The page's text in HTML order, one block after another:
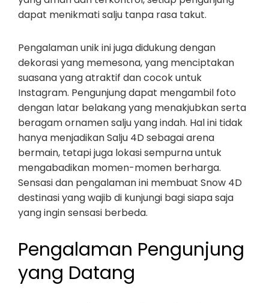
dapat menikmati salju tanpa rasa takut.
Pengalaman unik ini juga didukung dengan
dekorasi yang memesona, yang menciptakan
suasana yang atraktif dan cocok untuk
Instagram. Pengunjung dapat mengambil foto
dengan latar belakang yang menakjubkan serta
beragam ornamen salju yang indah. Hal ini tidak
hanya menjadikan Salju 4D sebagai arena
bermain, tetapi juga lokasi sempurna untuk
mengabadikan momen-momen berharga.
Sensasi dan pengalaman ini membuat Snow 4D
destinasi yang wajib di kunjungi bagi siapa saja
yang ingin sensasi berbeda.
Pengalaman Pengunjung
yang Datang